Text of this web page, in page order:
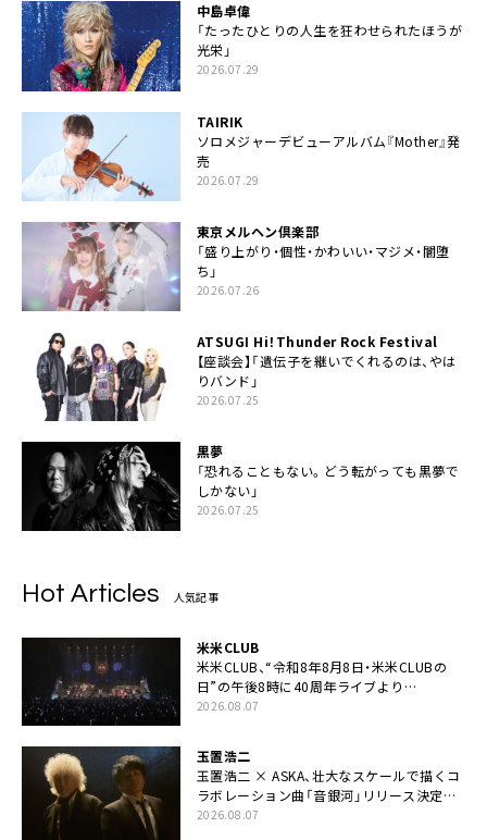
中島卓偉
「たったひとりの人生を狂わせられたほうが
光栄」
2026.07.29
TAIRIK
ソロメジャーデビューアルバム『Mother』発
売
2026.07.29
東京メルヘン倶楽部
「盛り上がり・個性・かわいい・マジメ・闇堕
ち」
2026.07.26
ATSUGI Hi！Thunder Rock Festival
【座談会】「遺伝子を継いでくれるのは、やは
りバンド」
2026.07.25
黒夢
「恐れることもない。どう転がっても黒夢で
しかない」
2026.07.25
Hot Articles 人気記事
米米CLUB
米米CLUB、“令和8年8月8日・米米CLUBの
日”の午後8時に40周年ライブより
「FANtachy medley」を88年限定公開
2026.08.07
玉置浩二
玉置浩二 × ASKA、壮大なスケールで描くコ
ラボレーション曲「音銀河」リリース決定。
カップリングには新曲「命の宿り」収録も
2026.08.07